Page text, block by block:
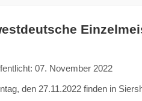
07. November 2022
den 27.11.2022 finden in